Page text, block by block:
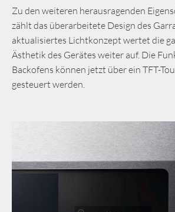
Zu den weiteren herausragenden
zählt das überarbeitete Design des
aktualisiertes Lichtkonzept wertet die
Ästhetik des Gerätes weiter auf. Die
Backofens können jetzt über ein TFT-
gesteuert werden.